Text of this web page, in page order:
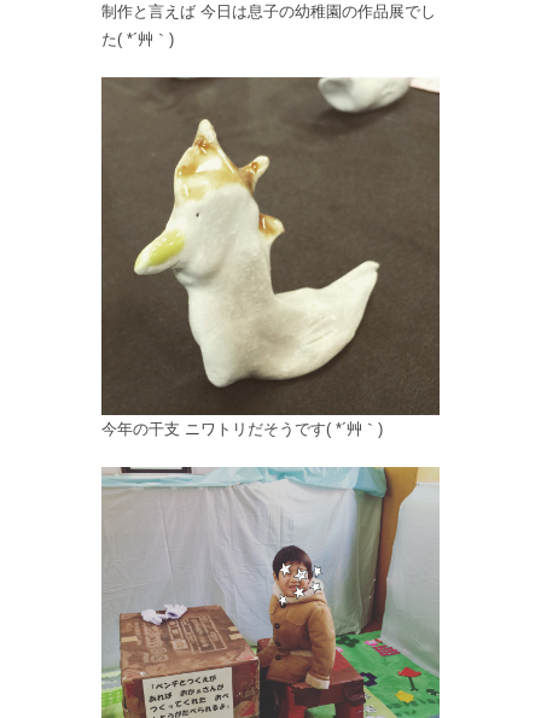
制作と言えば 今日は息子の幼稚園の作品展でし
た( *´艸｀)
今年の干支 ニワトリだそうです( *´艸｀)